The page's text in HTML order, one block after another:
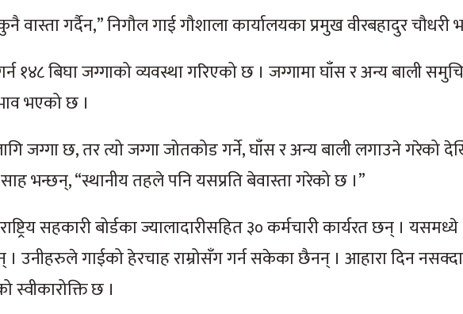
वास्ता गर्दैन,” निगौल गाई गौशाला कार्यालयका प्रमुख वीरबहादुर चौधरी
१४८ बिघा जग्गाको व्यवस्था गरिएको छ । जग्गामा घाँस र अन्य बाली
भएको छ ।
जग्गा छ, तर त्यो जग्गा जोतकोड गर्ने, घाँस र अन्य बाली लगाउने गरेको
भन्छन्, “स्थानीय तहले पनि यसप्रति बेवास्ता गरेको छ ।”
सहकारी बोर्डका ज्यालादारीसहित ३० कर्मचारी कार्यरत छन् ।
उनीहरुले गाईको हेरचाह राम्रोसँग गर्न सकेका छैनन् । आहारा दिन नसक्दा
स्वीकारोक्ति छ ।